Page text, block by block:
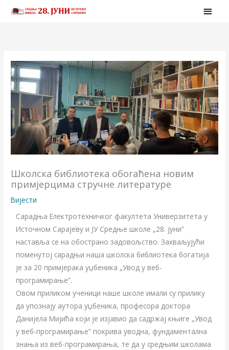
Школска библиотека обогаћена новим
примјерцима стручне литературе
Вијести
Сарадња Електротехничког факултета Универзитета у
Источном Сарајеву и ЈУ Средње школе „28. јуни”
наставља се на обострано задовољство. Захваљујући
поменутој сарадњи наша школска библиотека богатија
је за 20 примјерака уџбеника „Увод у веб-
програмирање”.
Овом приликом ученици наше школе имали су прилику
да упознају аутора уџбеника, професора доктора
Данијела Мијића који је изјавио да садржај књиге „Увод
у веб-програмирање” покрива уводна, фундаментална
знања из веб-програмирања, те да у средњим школама